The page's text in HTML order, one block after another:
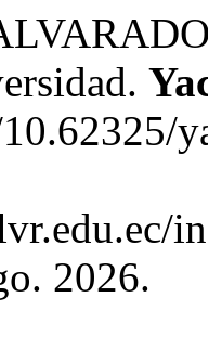
2026.